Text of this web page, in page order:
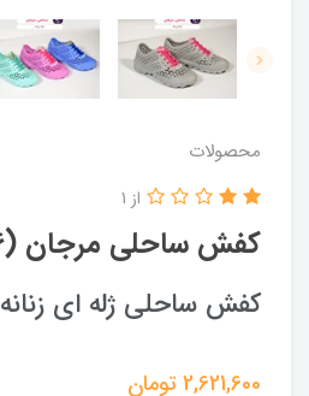
محصولات
کفش ساحلی مرجان (16جفت)
از 1
کفش ساحلی ژله ای زنانه
2,621,600تومان